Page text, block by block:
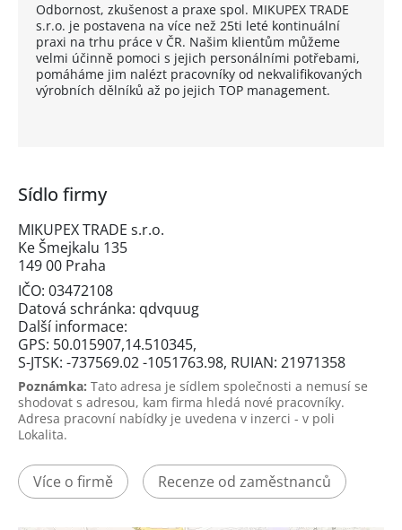
Odbornost, zkušenost a praxe spol. MIKUPEX TRADE
s.r.o. je postavena na více než 25ti leté kontinuální
praxi na trhu práce v ČR. Našim klientům můžeme
velmi účinně pomoci s jejich personálními potřebami,
pomáháme jim nalézt pracovníky od nekvalifikovaných
výrobních dělníků až po jejich TOP management.
Sídlo firmy
MIKUPEX TRADE s.r.o.
Ke Šmejkalu 135
149 00 Praha
IČO: 03472108
Datová schránka: qdvquug
Další informace:
GPS: 50.015907,14.510345,
S-JTSK: -737569.02 -1051763.98, RUIAN: 21971358
Poznámka: Tato adresa je sídlem společnosti a nemusí se
shodovat s adresou, kam firma hledá nové pracovníky.
Adresa pracovní nabídky je uvedena v inzerci - v poli
Lokalita.
Více o firmě Recenze od zaměstnanců